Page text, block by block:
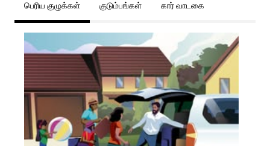
பெரிய குழுக்கள் குடும்பங்கள் கார் வாடகை